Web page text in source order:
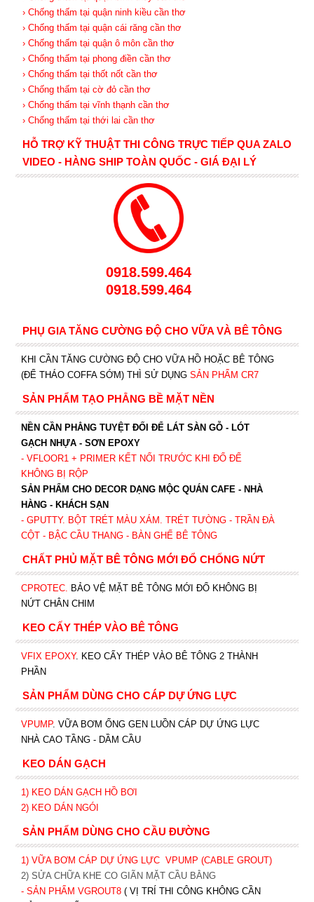
› Chống thấm tại quận ninh kiều cần thơ
› Chống thấm tại quận cái răng cần thơ
› Chống thấm tại quận ô môn cần thơ
› Chống thấm tại phong điền cần thơ
› Chống thấm tại thốt nốt cần thơ
› Chống thấm tại cờ đỏ cần thơ
› Chống thấm tại vĩnh thạnh cần thơ
› Chống thấm tại thới lai cần thơ
HỖ TRỢ KỸ THUẬT THI CÔNG TRỰC TIẾP QUA ZALO
VIDEO - HÀNG SHIP TOÀN QUỐC - GIÁ ĐẠI LÝ
0918.599.464
0918.599.464
PHỤ GIA TĂNG CƯỜNG ĐỘ CHO VỮA VÀ BÊ TÔNG
KHI CẦN TĂNG CƯỜNG ĐỘ CHO VỮA HỒ HOẶC BÊ TÔNG
(ĐỂ THÁO COFFA SỚM) THÌ SỬ DỤNG SẢN PHẨM CR7
SẢN PHẨM TẠO PHẲNG BỀ MẶT NỀN
NỀN CẦN PHẲNG TUYỆT ĐỐI ĐỂ LÁT SÀN GỖ - LÓT
GẠCH NHỰA - SƠN EPOXY
- VFLOOR1+ PRIMER KẾT NỐI TRƯỚC KHI ĐỔ ĐỂ
KHÔNG BỊ RỘP
SẢN PHẨM CHO DECOR DẠNG MỘC QUÁN CAFE - NHÀ
HÀNG - KHÁCH SẠN
- GPUTTY. BỘT TRÉT MÀU XÁM. TRÉT TƯỜNG - TRẦN ĐÀ
CỘT - BẬC CẦU THANG - BÀN GHẾ BÊ TÔNG
CHẤT PHỦ MẶT BÊ TÔNG MỚI ĐỔ CHỐNG NỨT
CPROTEC. BẢO VỆ MẶT BÊ TÔNG MỚI ĐỔ KHÔNG BỊ
NỨT CHÂN CHIM
KEO CẤY THÉP VÀO BÊ TÔNG
VFIX EPOXY. KEO CẤY THÉP VÀO BÊ TÔNG 2 THÀNH
PHẦN
SẢN PHẨM DÙNG CHO CÁP DỰ ỨNG LỰC
VPUMP. VỮA BƠM ỐNG GEN LUỒN CÁP DỰ ỨNG LỰC
NHÀ CAO TẦNG - DẦM CẦU
KEO DÁN GẠCH
1) KEO DÁN GẠCH HỒ BƠI
2) KEO DÁN NGÓI
SẢN PHẨM DÙNG CHO CẦU ĐƯỜNG
1) VỮA BƠM CÁP DỰ ỨNG LỰC VPUMP (CABLE GROUT)
2) SỬA CHỮA KHE CO GIÃN MẶT CẦU BẰNG
- SẢN PHẨM VGROUT8 ( VỊ TRÍ THI CÔNG KHÔNG CẦN